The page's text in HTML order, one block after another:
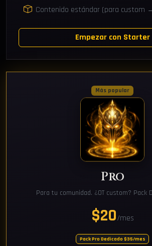
Contenido estándar (para custom
Empezar con Starter
Más popular
Pro
Para tu comunidad. ¿OT custom? Pack
$20/mes
Pack Pro Dedicado $35/mes